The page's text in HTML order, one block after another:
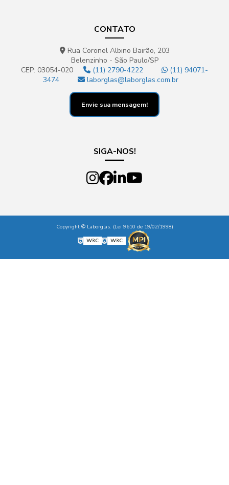
CONTATO
Rua Coronel Albino Bairão, 203
Belenzinho - São Paulo/SP
CEP: 03054-020
(11) 2790-4222
(11) 94071-
3474
laborglas@laborglas.com.br
Envie sua mensagem!
SIGA-NOS!
Copyright © Laborglas. (Lei 9610 de 19/02/1998)
W3C
W3C